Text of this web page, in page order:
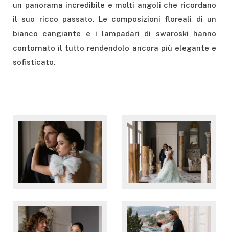
un panorama incredibile e molti angoli che ricordano
il suo ricco passato. Le composizioni floreali di un
bianco cangiante e i lampadari di swaroski hanno
contornato il tutto rendendolo ancora più elegante e
sofisticato.